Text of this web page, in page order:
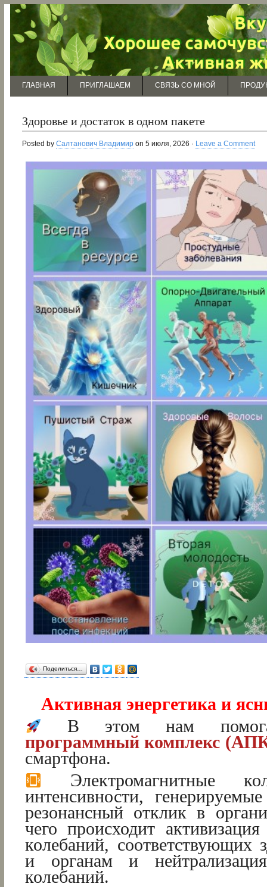
ГЛАВНАЯ ПРИГЛАШАЕМ СВЯЗЬ СО МНОЙ
Здоровье и достаток в одном пакете
Posted by Салтанович Владимир on 5 июля, 2026 · Leave a Comment
Поделиться…
Активная энергетика и
В этом нам
программный комплекс
смартфона.
Электромагнитные
интенсивности,
резонансный отклик в
чего происходит
колебаний, соответствующих
и органам и нейтрализация
колебаний.